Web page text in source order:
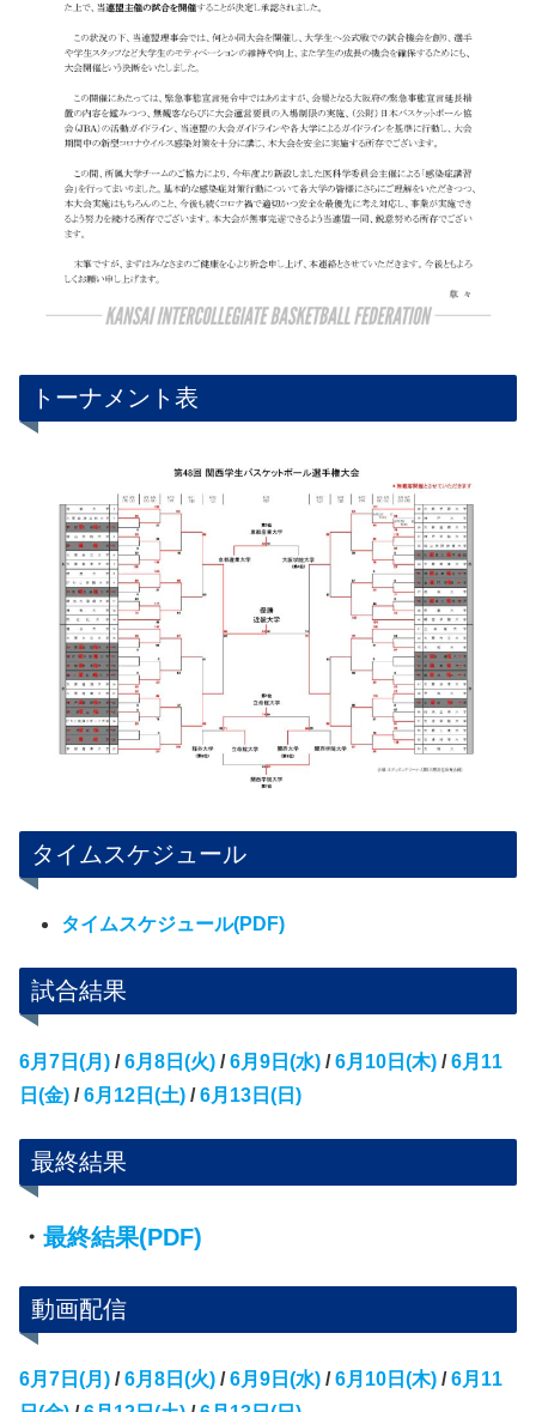
トーナメント表
タイムスケジュール
タイムスケジュール(PDF)
試合結果
6月7日(月) /6月8日(火) /6月9日(水) /6月10日(木) /6月11
日(金) /6月12日(土) /6月13日(日)
最終結果
・ 最終結果(PDF)
動画配信
6月7日(月) /6月8日(火) /6月9日(水) /6月10日(木) /6月11